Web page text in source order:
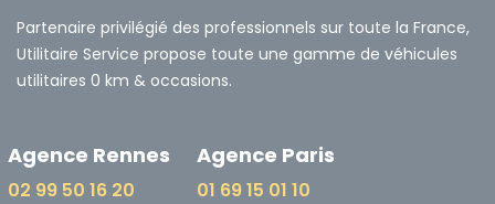
Partenaire privilégié des professionnels sur toute la France,
Utilitaire Service propose toute une gamme de véhicules
utilitaires 0 km & occasions.
Agence Rennes
02 99 50 16 20
Agence Paris
01 69 15 01 10